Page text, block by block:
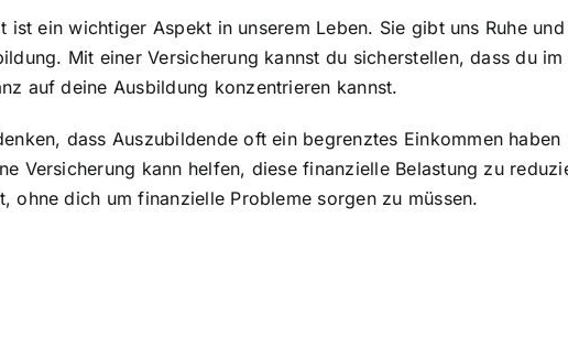
ist ein wichtiger Aspekt in unserem Leben. Sie gibt uns Ruhe
Mit einer Versicherung kannst du sicherstellen, dass du
auf deine Ausbildung konzentrieren kannst.
dass Auszubildende oft ein begrenztes Einkommen
Versicherung kann helfen, diese finanzielle Belastung zu
ohne dich um finanzielle Probleme sorgen zu müssen.